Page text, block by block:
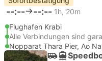
--:-- --:-- 1h, 20m
Flughafen Krabi
Alle Verbindungen sind
Nopparat Thara Pier, Ao